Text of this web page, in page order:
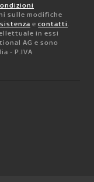
sulle modifiche
e contatti.
in essi
AG e sono
- P.IVA